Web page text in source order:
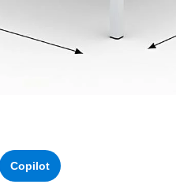
Copilot